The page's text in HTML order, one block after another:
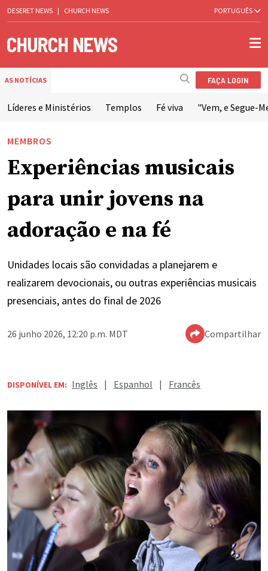
DESERET NEWS | CHURCH NEWS PORTUGUÊS
AS NOTÍCIAS FAÇA LOGIN
Líderes e Ministérios Templos Fé viva "Vem, e Segue-
MEMBROS
Experiências musicais
para unir jovens na
adoração e na fé
Unidades locais são convidadas a planejarem e
realizarem devocionais, ou outras experiências musicais
presenciais, antes do final de 2026
26 junho 2026, 12:20 p.m. MDT Compartilhar
DISPONÍVEL EM: Inglês | Espanhol | Francês